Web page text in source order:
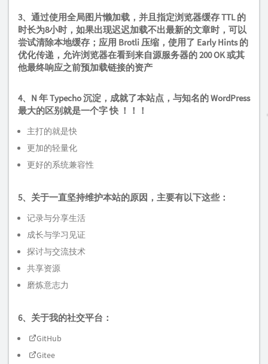
3、通过使用全局图片懒加载 ，并且指定浏览器缓存 TTL的
时长为8小时，如果出现迟迟加载不出最新的文章时，可以
尝试清除本地缓存；应用 Brotli 压缩，使用了 Early Hints的
优化传递，允许浏览器在看到来自源服务器的200 OK或其
他最终响应之前预加载链接的资产
4、N 年Typecho沉淀，成就了本站点，与知名的WordPress
最大的区别就是一个字快 ！！！
主打的就是快
更加的轻量化
更好的系统兼容性
5、关于一直坚持维护本站的原因，主要有以下这些：
记录与分享生活
成长与学习见证
探讨与交流技术
共享资源
磨炼意志力
6、关于我的社交平台：
GitHub
Gitee